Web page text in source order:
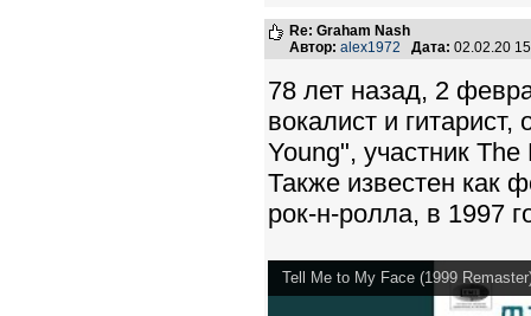
Re: Graham Nash
Автор: alex1972 Дата: 02.02.20
78 лет назад, 2
вокалист и
Young", участник
Также известен как
рок-н-ролла, в 1997
Tell Me to My Face (1999